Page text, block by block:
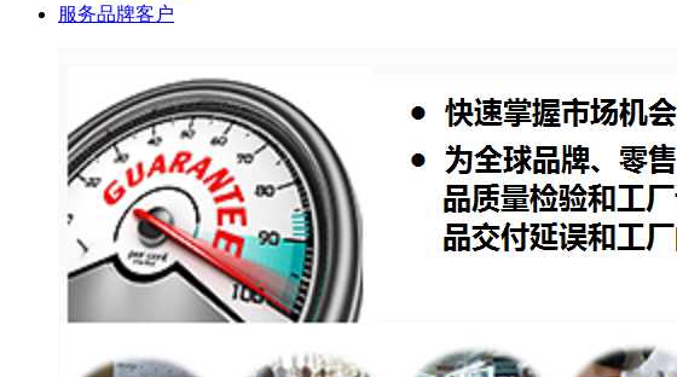
服务品牌客户